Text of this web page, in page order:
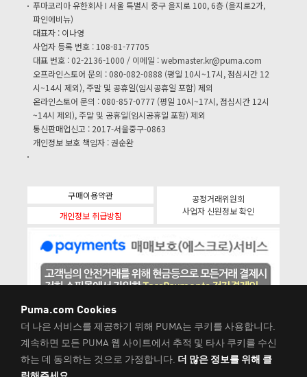
푸마코리아 유한회사 I 서울 특별시 중구 을지로 100, 6층 (을지로2가,
파인에비뉴)
대표자 : 이나영
사업자 등록 번호 : 108-81-77705
대표 번호 : 02-2136-1000 / 이메일 :webmaster.kr@puma.com
오프라인스토어 문의 : 080-082-0888 (평일 10시~17시, 점심시간 12
시~14시 제외), 주말 및 공휴일(임시공휴일 포함) 제외
온라인스토어 문의 : 080-857-0777 (평일 10시~17시, 점심시간 12시
~14시 제외), 주말 및 공휴일(임시공휴일 포함) 제외
통신판매업신고 : 2017-서울중구-0863
개인정보 보호 책임자 : 권순완
구매이용약관
개인정보 취급방침
공정거래위원회
사업자 신원정보 확인